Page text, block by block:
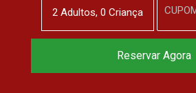
2 Adultos, 0 Criança
Reserve agora, com
Reservar Agora